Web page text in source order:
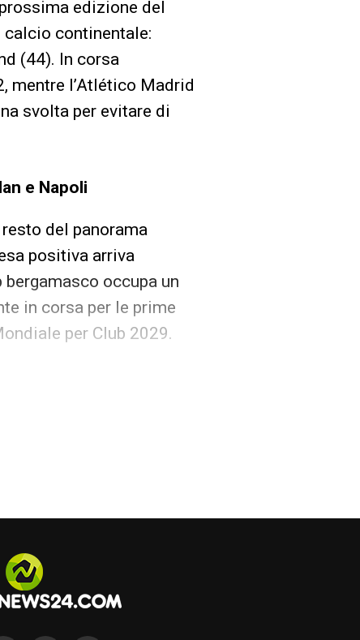
edizione del
continentale:
(44). In corsa
mentre l’Atlético Madrid
svolta per evitare di
e Napoli
del panorama
positiva arriva
occupa un
in corsa per le prime
per Club 2029.
Juventus, reduce da
punti. Ancora più